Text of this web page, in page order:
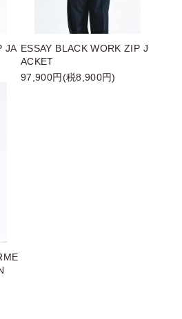
JA ESSAY BLACK WORK ZIP J
ACKET
97,900円(税8,900円)